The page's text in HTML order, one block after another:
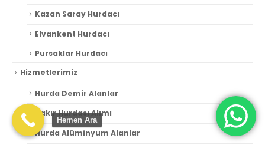
Kazan Saray Hurdacı
Elvankent Hurdacı
Pursaklar Hurdacı
Hizmetlerimiz
Hurda Demir Alanlar
Bakır Hurdası Alımı
Hurda Alüminyum Alanlar
Hemen Ara